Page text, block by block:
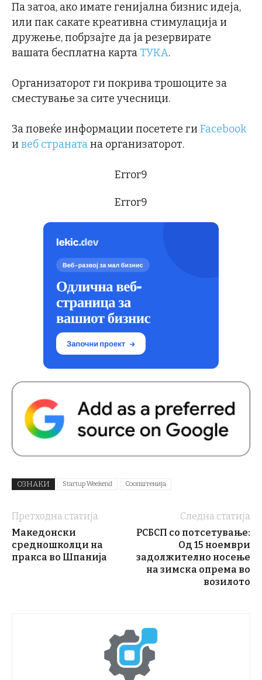
Па затоа, ако имате генијална бизнис идеја,
или пак сакате креативна стимулација и
дружење, побрзајте да ја резервирате
вашата бесплатна карта ТУКА.
Организаторот ги покрива трошоците за
сместување за сите учесници.
За повеќе информации посетете ги Facebook
и веб странатана организаторот.
Error9
Error9
ОЗНАКИ Startup Weekend Соопштенија
Претходна статија
Македонски
средношколци на
пракса во Шпанија
Следна статија
РСБСП со потсетување:
Од 15 ноември
задолжително носење
на зимска опрема во
возилото